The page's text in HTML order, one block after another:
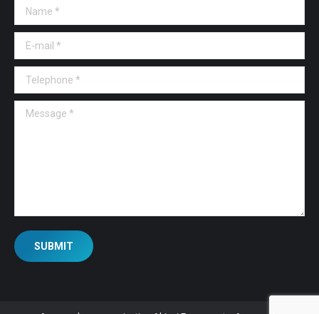
Name *
E-mail *
Telephone *
Message *
SUBMIT